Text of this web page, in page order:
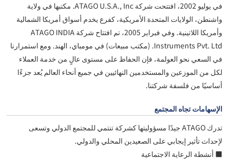
في يوليو 2002، افتتحت شركة ATAGO U.S.A., Inc. مكتبها في ولاية
واشنطن، الولايات المتحدة الأمريكية، كفرع يخدم أسواق أمريكا الشمالية
وأمريكا اللاتينية. وفي فبراير 2005، تم افتتاح شركة ATAGO INDIA
Instruments Pvt. Ltd. (مكتب مبيعات) في مومباي، الهند. ومع استمرارنا
في السعي نحو العولمة، فإن الحفاظ على مستوى عالٍ من خدمة العملاء
لكل من الموزعين والمستخدمين النهائيين في جميع أنحاء العالم يُعد جزءًا
أساسيًا من فلسفة شركتنا.
الإسهامات تجاه المجتمع
تدرك ATAGO جيدًا مسؤوليتها كشركة تنتمي للمجتمع الدولي وتسعى
لإحداث تأثير إيجابي على الصعيدين المحلي والدولي.
■ أنشطة الرعاية الاجتماعية